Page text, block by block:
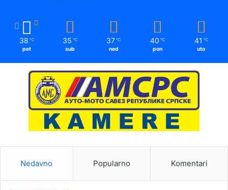
38 ℃
pet
35 ℃
sub
37 ℃
ned
40 ℃
pon
41 ℃
uto
Nedavno Popularno Komentari